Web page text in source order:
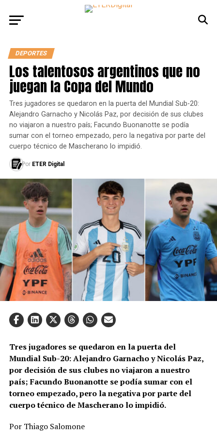
DEPORTES
Los talentosos argentinos que no
juegan la Copa del Mundo
Tres jugadores se quedaron en la puerta del Mundial Sub-20:
Alejandro Garnacho y Nicolás Paz, por decisión de sus clubes
no viajaron a nuestro país; Facundo Buonanotte se podía
sumar con el torneo empezado, pero la negativa por parte del
cuerpo técnico de Mascherano lo impidió.
Por ETER Digital
Tres jugadores se quedaron en la puerta del
Mundial Sub-20: Alejandro Garnacho y Nicolás Paz,
por decisión de sus clubes no viajaron a nuestro
país; Facundo Buonanotte se podía sumar con el
torneo empezado, pero la negativa por parte del
cuerpo técnico de Mascherano lo impidió.
Por Thiago Salomone